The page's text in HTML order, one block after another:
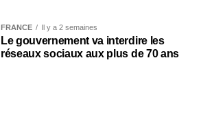
FRANCE Il y a 2 semaines
Le gouvernement va interdire les
réseaux sociaux aux plus de 70 ans